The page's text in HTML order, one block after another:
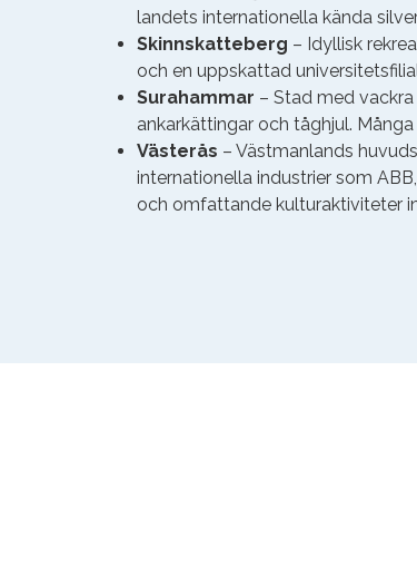
landets internationella kända
Skinnskatteberg – Idyllisk
och en uppskattad
Surahammar – Stad med
ankarkättingar och tåghjul.
Västerås – Västmanlands
internationella industrier som
och omfattande kulturaktiviteter